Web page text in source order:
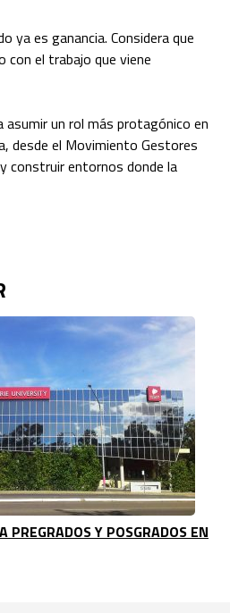
ya es ganancia. Considera que
el trabajo que viene
un rol más protagónico en
desde el Movimiento Gestores
construir entornos donde la
PREGRADOS Y POSGRADOS EN